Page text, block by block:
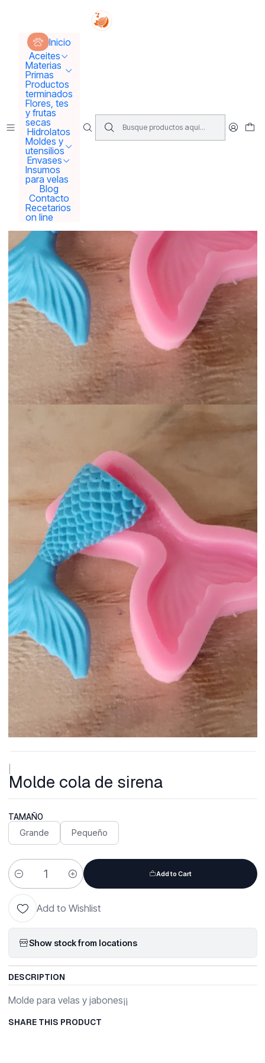
Inicio
Aceites
Materias
Primas
Productos
terminados
Flores, tes
y frutas
secas
Hidrolatos
Moldes y
utensilios
Envases
Insumos
para velas
Blog
Contacto
Recetarios
on line
Tus sueños se concretan aquí !!!
Inicio
Molde cola de sirena
TAMAÑO
Grande Pequeño
Quantity
Add to Cart
Add to Wishlist
Show stock from locations
DESCRIPTION
Molde para velas y jabones¡¡
SHARE THIS PRODUCT